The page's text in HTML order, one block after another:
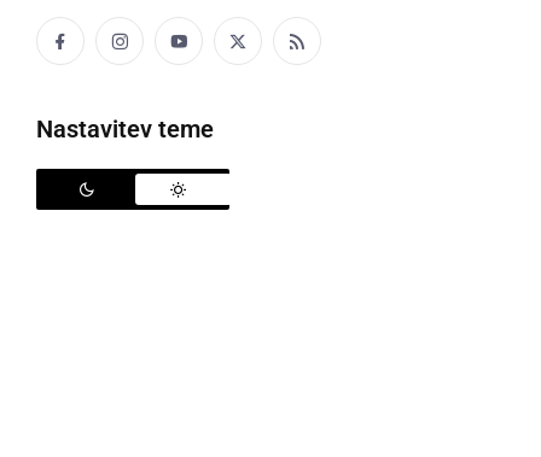
Nastavitev teme
Kultura
Šport